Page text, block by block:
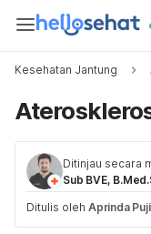
Kesehatan Jantung
Ditinjau secara
Sub BVE,
Ditulis oleh Aprinda Puji